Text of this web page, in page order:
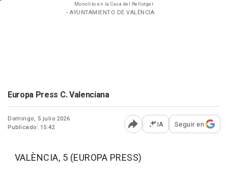
Monolito en la Casa del Rellotger
- AYUNTAMIENTO DE VALÈNCIA
Europa Press C. Valenciana
Domingo, 5 julio 2026
Publicado: 15:42
Abrir opciones para
IA Seguir en
VALÈNCIA, 5 (EUROPA PRESS)